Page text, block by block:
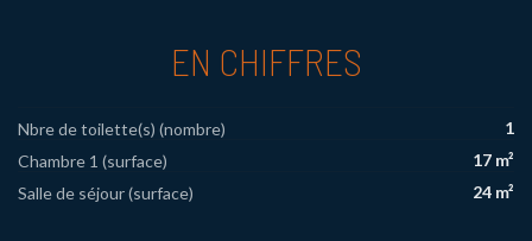
EN CHIFFRES
Nbre de toilette(s) (nombre)
1
Chambre 1 (surface)
17 m²
Salle de séjour (surface)
24 m²